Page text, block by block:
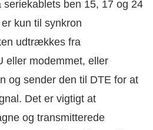
ben 15, 17 og 24
kun til synkron
udtrækkes fra
eller modemmet, eller
og sender den til DTE for at
Det er vigtigt at
og transmitterede